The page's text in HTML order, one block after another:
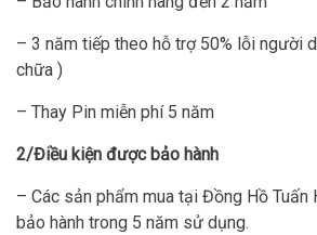
– 3 năm tiếp theo hỗ trợ 50% lỗi người
chữa )
– Thay Pin miễn phí 5 năm
2/Điều kiện được bảo hành
– Các sản phẩm mua tại Đồng Hồ Tuấn
bảo hành trong 5 năm sử dụng.